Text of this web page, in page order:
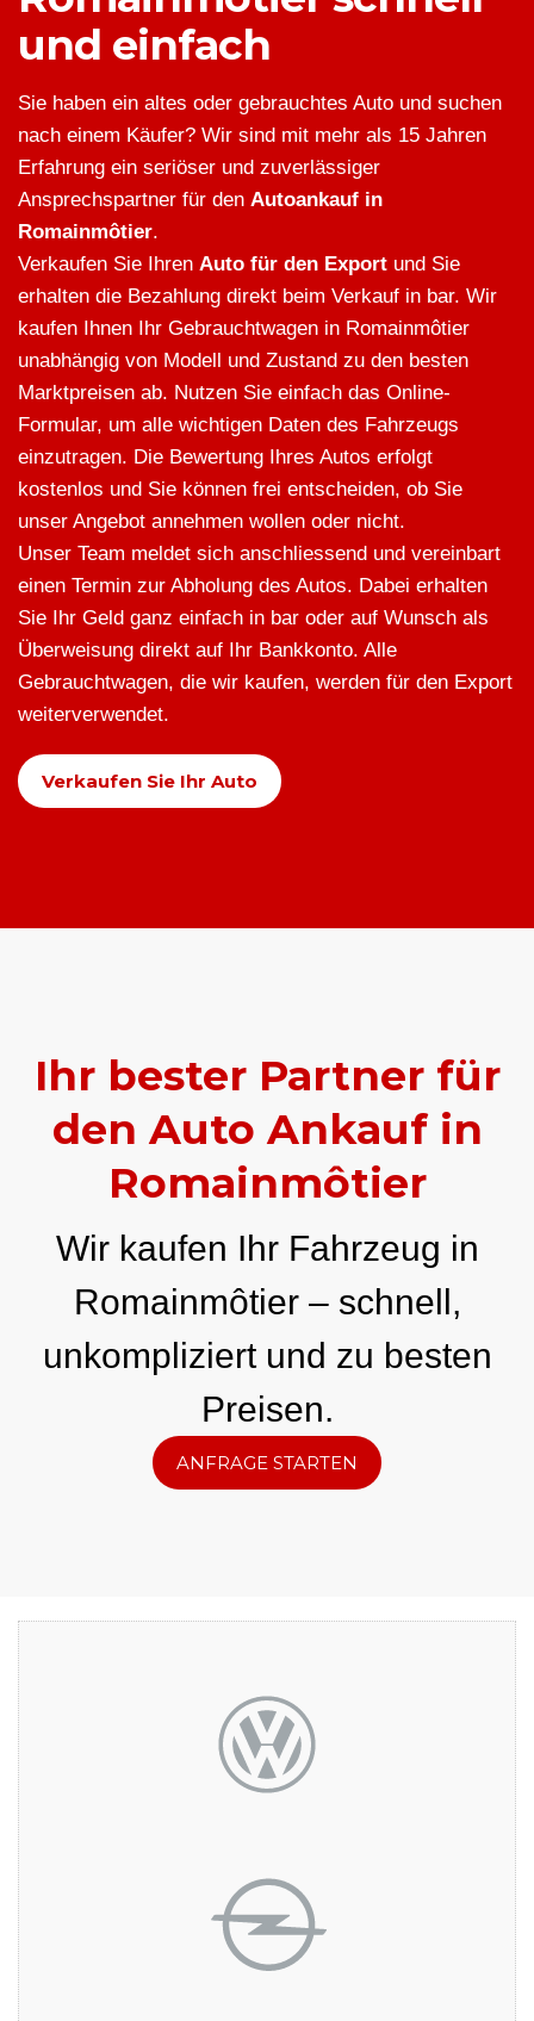
und einfach
Sie haben ein altes oder gebrauchtes Auto und suchen
nach einem Käufer? Wir sind mit mehr als 15 Jahren
Erfahrung ein seriöser und zuverlässiger
Ansprechspartner für den Autoankauf in
Romainmôtier.
Verkaufen Sie Ihren Auto für den Export und Sie
erhalten die Bezahlung direkt beim Verkauf in bar. Wir
kaufen Ihnen Ihr Gebrauchtwagen in Romainmôtier
unabhängig von Modell und Zustand zu den besten
Marktpreisen ab. Nutzen Sie einfach das Online-
Formular, um alle wichtigen Daten des Fahrzeugs
einzutragen. Die Bewertung Ihres Autos erfolgt
kostenlos und Sie können frei entscheiden, ob Sie
unser Angebot annehmen wollen oder nicht.
Unser Team meldet sich anschliessend und vereinbart
einen Termin zur Abholung des Autos. Dabei erhalten
Sie Ihr Geld ganz einfach in bar oder auf Wunsch als
Überweisung direkt auf Ihr Bankkonto. Alle
Gebrauchtwagen, die wir kaufen, werden für den Export
weiterverwendet.
Verkaufen Sie Ihr Auto
Ihr bester Partner für
den Auto Ankauf in
Romainmôtier
Wir kaufen Ihr Fahrzeug in
Romainmôtier – schnell,
unkompliziert und zu besten
Preisen.
ANFRAGE STARTEN